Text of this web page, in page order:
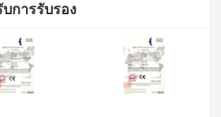
บการรับรอง